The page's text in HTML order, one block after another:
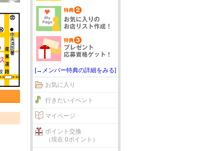
[→メンバー特典の詳細をみる]
お気に入り
行きたいイベント
マイページ
ポイント交換
（現在 0ポイント）